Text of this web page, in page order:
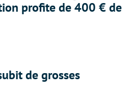
profite de 400 € de
de grosses